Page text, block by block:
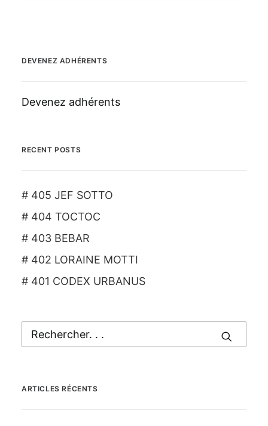
DEVENEZ ADHÉRENTS
Devenez adhérents
RECENT POSTS
# 405 JEF SOTTO
# 404 TOCTOC
# 403 BEBAR
# 402 LORAINE MOTTI
# 401 CODEX URBANUS
ARTICLES RÉCENTS